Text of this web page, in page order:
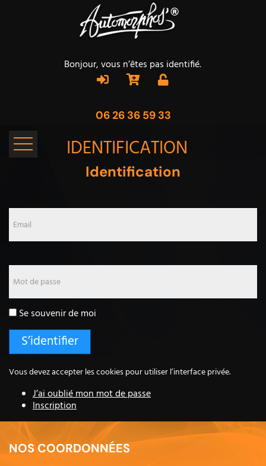
Bonjour, vous n’êtes pas identifié.
06 26 36 59 33
IDENTIFICATION
Identification
Email
Mot de passe
Se souvenir de moi
Vous devez accepter les cookies pour utiliser l’interface privée.
J’ai oublié mon mot de passe
Inscription
NOS COORDONNÉES